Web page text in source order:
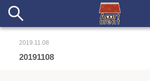
20191108
2019.11.08